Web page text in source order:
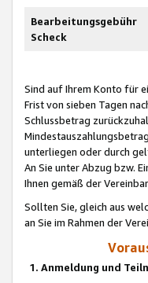
Bearbeitungsgebühr
Scheck
Sind auf Ihrem Konto für
Frist von sieben Tagen
Schlussbetrag
unterliegen oder durch
An Sie unter Abzug bzw.
Ihnen gemäß der
Sollten Sie, gleich aus
an Sie im Rahmen der
1. Anmeldung und